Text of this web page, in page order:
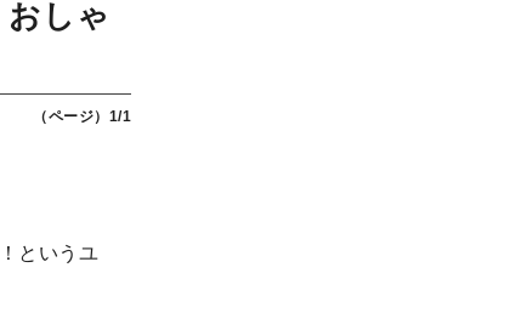
しゃ
（ページ）1/1
というユ